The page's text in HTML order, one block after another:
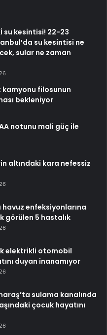
su kesintisi! 22-23
su kesintisi ne
sular ne zaman
kamyonu filosunun
bekleniyor
notunu mali güç ile
altındaki kara nefessiz
enfeksiyonlarına
görülen 5 hastalık
elektrikli otomobil
duyan inanamıyor
sulama kanalında
çocuk hayatını